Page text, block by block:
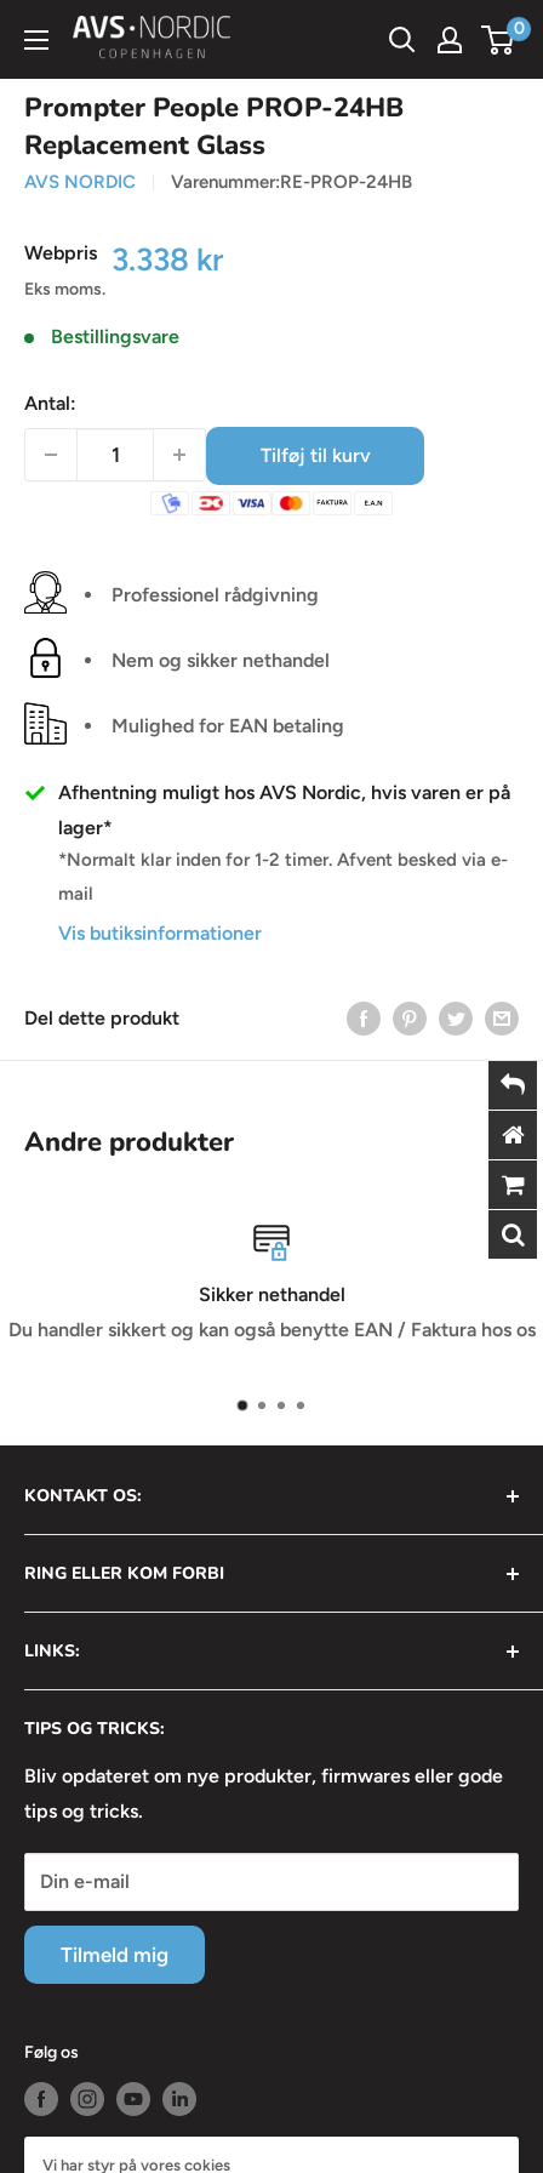
indhold
AVS
0
Prompter People PROP-24HB
Replacement Glass
AVS NORDIC Varenummer:RE-PROP-24HB
Webpris Udsalgspris
3.338 kr
Eks moms.
Bestillingsvare
Antal:
Tilføj til kurv
Professionel rådgivning
Nem og sikker nethandel
Mulighed for EAN betaling
Afhentning muligt hos AVS Nordic, hvis varen er på
lager*
*Normalt klar inden for 1-2 timer. Afvent besked via e-
mail
Vis butiksinformationer
Del dette produkt
Andre produkter
Sikker nethandel
sikkert og kan også benytte EAN / Faktura hos os
Når
KONTAKT OS:
Bådehavnsgade 2B
2450 København SV
Info@avsnordic.com
RING ELLER KOM FORBI
08:30 - 16:30
LINKS:
⦿ Handelsbetingelser
⦿ Returneringsformular
⦿ Lejebetingelser
⦿ Linkedin
⦿ Facebook
⦿ Instagram
⦿ Servicevilkår
⦿ Refusionspolitik
TIPS OG TRICKS:
Bliv opdateret om nye produkter, firmwares eller gode
tips og tricks.
Din e-mail
Tilmeld mig
Følg os
Vi har styr på vores cokies